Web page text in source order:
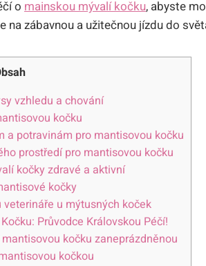
o mainskou mývalí kočku, abyste
na zábavnou a užitečnou jízdu do
vzhledu a chování
kočku
a potravinám pro mantisovou kočku
prostředí pro mantisovou kočku
kočky zdravé a aktivní
kočky
u mýtusných koček
Průvodce Královskou Péčí!
kočku zaneprázdněnou
kočkou